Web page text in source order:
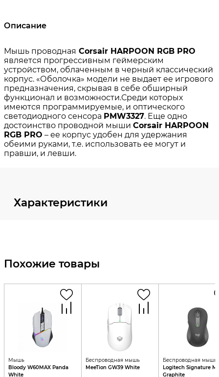
Описание
Характеристики
Похожие товары
Мышь
Bloody W60MAX Panda
White
Беспроводная мышь
MeeTion GW39 White
Беспроводная мышь
Logitech Signature
Graphite